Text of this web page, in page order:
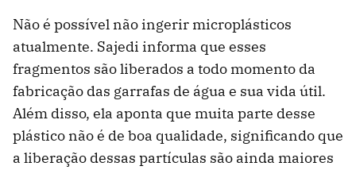
Não é possível não ingerir microplásticos
atualmente. Sajedi informa que esses
fragmentos são liberados a todo momento da
fabricação das garrafas de água e sua vida útil.
Além disso, ela aponta que muita parte desse
plástico não é de boa qualidade, significando que
a liberação dessas partículas são ainda maiores